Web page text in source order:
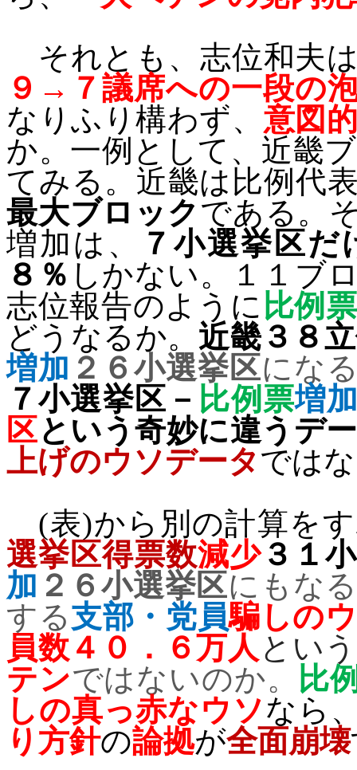
それとも、志位和夫
９→７議席への一段の
なりふり構わず、 意図
か。一例として、近畿
てみる。近畿は比例代
最大ブロック である。
増加は、
７小選挙区だ
８％ しかない。１１ブ
志位報告のように 比例票
どうなるか。 近畿３８
増加 ２６小選挙区にな
７小選挙区－ 比例票増
区という奇妙に違うデ
上げのウソデータでは
(表)から別の計算を
選挙区得票数減少３１
加 ２６小選挙区にもな
する支部・党員騙しの
員数４０．６万人 という
テンではないのか。
比
しの真っ赤なウソなら
り方針の論拠が全面崩壊